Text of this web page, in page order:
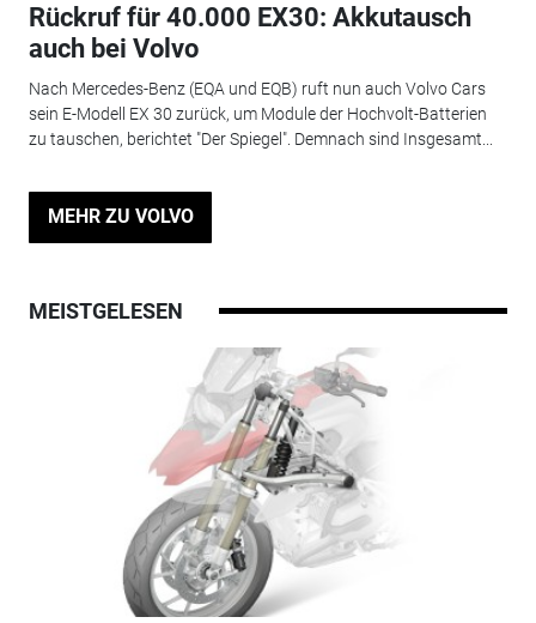
Rückruf für 40.000 EX30: Akkutausch
auch bei Volvo
Nach Mercedes-Benz (EQA und EQB) ruft nun auch Volvo Cars
sein E-Modell EX 30 zurück, um Module der Hochvolt-Batterien
zu tauschen, berichtet "Der Spiegel". Demnach sind Insgesamt...
MEHR ZU VOLVO
MEISTGELESEN